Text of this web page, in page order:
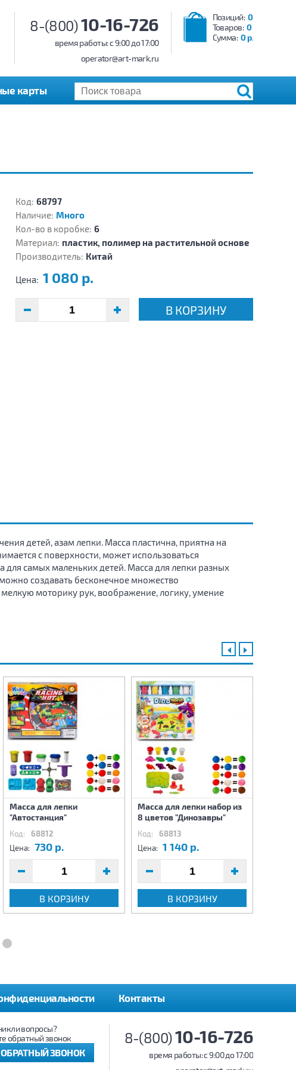
Позиций: 0
Товаров: 0
Сумма: 0 р.
8-(800)10-16-726
время работы: c 9:00 до 17:00
operator@art-mark.ru
карты
Код: 68797
Наличие: Много
Кол-во в коробке: 6
Материал: пластик, полимер на растительной основе
Производитель: Китай
Цена: 1 080 р.
В КОРЗИНУ
детей, азам лепки. Масса пластична, приятна на
с поверхности, может использоваться
самых маленьких детей. Масса для лепки разных
создавать бесконечное множество
мелкую моторику рук, воображение, логику, умение
Масса для лепки
"Автостанция"
Код: 68812
Цена: 730 р.
В КОРЗИНУ
Масса для лепки набор из
8 цветов "Динозавры"
Код: 68813
Цена: 1 140 р.
В КОРЗИНУ
Контакты
8-(800)10-16-726
время работы: c 9:00 до 17:00
вопросы?
обратный звонок
ОБРАТНЫЙ ЗВОНОК